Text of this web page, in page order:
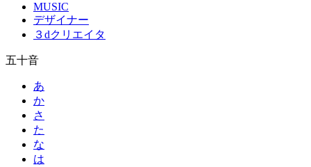
MUSIC
デザイナー
３dクリエイタ
五十音
あ
か
さ
た
な
は